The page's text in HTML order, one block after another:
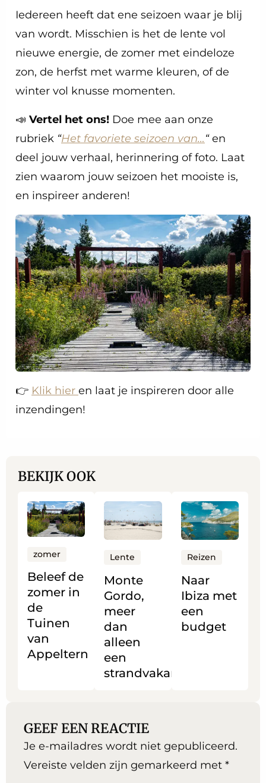
Iedereen heeft dat ene seizoen waar je blij
van wordt. Misschien is het de lente vol
nieuwe energie, de zomer met eindeloze
zon, de herfst met warme kleuren, of de
winter vol knusse momenten.
📣 Vertel het ons! Doe mee aan onze
rubriek “Het favoriete seizoen van…“en
deel jouw verhaal, herinnering of foto. Laat
zien waarom jouw seizoen het mooiste is,
en inspireer anderen!
👉 Klik hier en laat je inspireren door alle
inzendingen!
BEKIJK OOK
Beleef de
zomer in
de
Tuinen
van
Appeltern
zomer
Lees
meer
over
Beleef
de
zomer
in
de
Tuinen
van
Monte
Gordo,
meer
dan
alleen
een
strandvakantie
Lente
Lees
meer
over
Monte
meer
dan
alleen
een
strandvakantie
Naar
Ibiza met
een
budget
Reizen
Lees
meer
over
Naar
met
budget
GEEF EEN REACTIE
Je e-mailadres wordt niet gepubliceerd.
Vereiste velden zijn gemarkeerd met *